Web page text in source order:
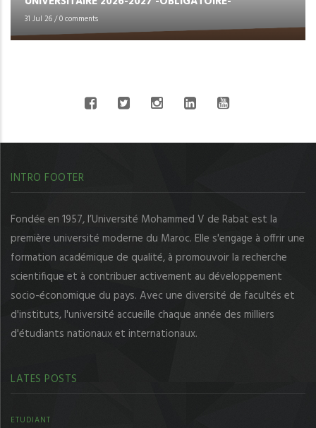
31 Jul 26/0 comments
INTRO FOOTER
Fondée en 1957, l’Université Mohammed V de Rabat est la
première université moderne du Maroc. Elle s'engage à offrir une
formation académique de qualité, à promouvoir la recherche
scientifique et à contribuer activement au développement
socio-économique du pays. Avec une diversité de facultés et
d'instituts, l'université accueille chaque année des milliers
d'étudiants nationaux et internationaux.
LATES POSTS
ETUDIANT